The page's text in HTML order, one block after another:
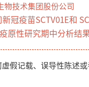
物技术集团股份公司
冠疫苗SCTV01E和
原性研究期中分析结
假记载、误导性陈述